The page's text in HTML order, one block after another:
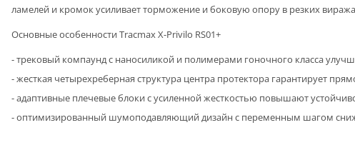
ламелей и кромок усиливает торможение и боковую опору в резких
Основные особенности Tracmax X-Privilo RS01+
- трековый компаунд с наносиликой и полимерами гоночного класса
- жесткая четырехреберная структура центра протектора гарантирует
- адаптивные плечевые блоки с усиленной жесткостью повышают
- оптимизированный шумоподавляющий дизайн с переменным шагом